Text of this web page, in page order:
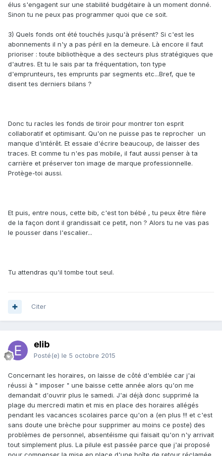
élus s'engagent sur une stabilité budgétaire à un moment donné.
Sinon tu ne peux pas programmer quoi que ce soit.
3) Quels fonds ont été touchés jusqu'à présent? Si c'est les
abonnements il n'y a pas péril en la demeure. Là encore il faut
prioriser : toute bibliothèque a des secteurs plus stratégiques que
d'autres. Et tu le sais par ta fréquentation, ton type
d'emprunteurs, tes emprunts par segments etc...Bref, que te
disent tes derniers bilans ?
Donc tu racles les fonds de tiroir pour montrer ton esprit
collaboratif et optimisant. Qu'on ne puisse pas te reprocher un
manque d'intérêt. Et essaie d'écrire beaucoup, de laisser des
traces. Et comme tu n'es pas mobile, il faut aussi penser à ta
carrière et préserver ton image de marque professionnelle.
Protège-toi aussi.
Et puis, entre nous, cette bib, c'est ton bébé , tu peux être fière
de la façon dont il grandissait ce petit, non ? Alors tu ne vas pas
le pousser dans l'escalier...
Tu attendras qu'il tombe tout seul.
Citer
elib
Posté(e) le 5 octobre 2015
Concernant les horaires, on laisse de côté d'emblée car j'ai
réussi à " imposer " une baisse cette année alors qu'on me
demandait d'ouvrir plus le samedi. J'ai déjà donc supprimé la
plage du mercredi matin et mis en place des horaires allégés
pendant les vacances scolaires parce qu'on a (en plus !!! et c'est
sans doute une brèche pour supprimer au moins ce poste) des
problèmes de personnel, absentéisme qui faisait qu'on n'y arrivait
tout simplement plus. La pilule est passée parce que j'ai proposé